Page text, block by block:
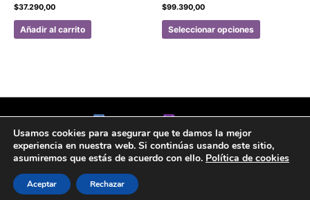
$37.290,00
Añadir al carrito
$99.390,00
Seleccionar opciones
Este
producto
Las
opciones
pueden
elegir
Facebook Instagram
Aviso legal Politicas de Privacidad
Politica de Cookies
Formulario de arrepentimiento
Copyright © 2020 Joyas Gabena
Usamos cookies para asegurar que te damos la mejor
experiencia en nuestra web. Si continúas usando este sitio,
asumiremos que estás de acuerdo con ello. Política de cookies
Aceptar Rechazar